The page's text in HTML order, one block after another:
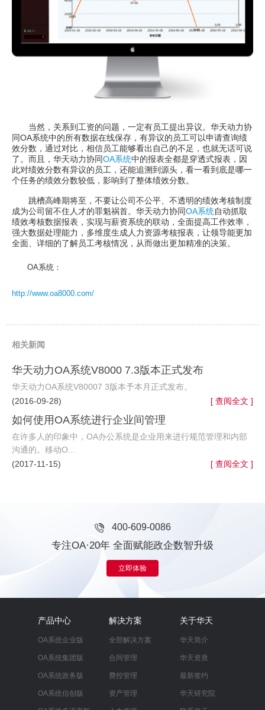
当然，关系到工资的问题，一定有员工提出异议。华天动力协
同OA系统中的所有数据在线保存，有异议的员工可以申请查询绩
效分数，通过对比，相信员工能够看出自己的不足，也就无话可说
了。而且，华天动力协同OA系统中的报表全都是穿透式报表，因
此对绩效分数有异议的员工，还能追溯到源头，看一看到底是哪一
个任务的绩效分数较低，影响到了整体绩效分数。
跳槽高峰期将至，不要让公司不公平、不透明的绩效考核制度
成为公司留不住人才的罪魁祸首。华天动力协同OA系统自动抓取
绩效考核数据报表，实现与薪资系统的联动，全面提高工作效率，
强大数据处理能力，多维度生成人力资源考核报表，让领导能更加
全面、详细的了解员工考核情况，从而做出更加精准的决策。
OA系统：
http://www.oa8000.com/
相关新闻
华天动力OA系统V8000 7.3版本正式发布
华天动力OA系统V80007 3版本予本月正式发布。
(2016-09-28)
[ 查阅全文 ]
如何使用OA系统进行企业间管理
在许多人的印象中，OA办公系统是企业用来进行规范管理和内部
沟通的。移动O...
(2017-11-15)
[ 查阅全文 ]
400-609-0086
专注OA·20年 全面赋能政企数智升级
立即体验
产品中心
OA系统企业版
OA系统集团版
OA系统政务版
OA系统信创版
解决方案
全部解决方案
合同管理
费控管理
资产管理
关于华天
华天简介
华天资质
最新签约
华天研究院